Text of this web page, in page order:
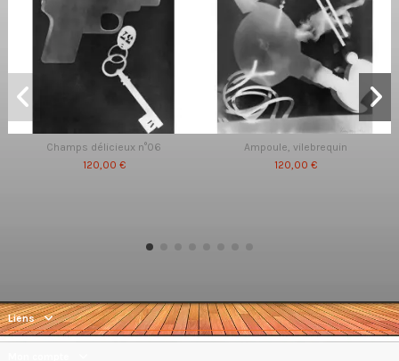
Champs délicieux n°06
120,00 €
Ampoule, vilebrequin
120,00 €
Liens